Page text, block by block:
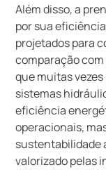
Além disso, a
por sua
projetados para
comparação
que muitas
sistemas
eficiência
operacionais,
sustentabilidade
valorizado pelas